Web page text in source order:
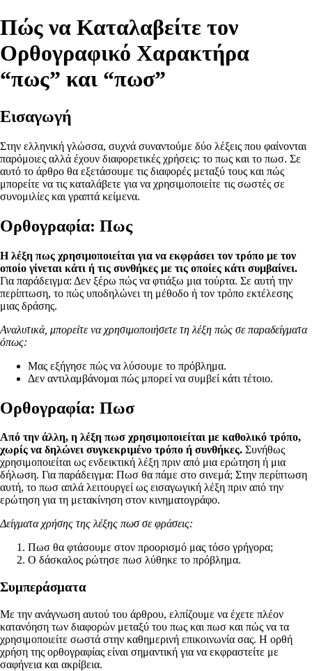
Πώς να Καταλαβείτε τον
Ορθογραφικό Χαρακτήρα
“πως” και “πωσ”
Εισαγωγή
Στην ελληνική γλώσσα, συχνά συναντούμε δύο λέξεις που φαίνονται
παρόμοιες αλλά έχουν διαφορετικές χρήσεις: το πως και το πωσ. Σε
αυτό το άρθρο θα εξετάσουμε τις διαφορές μεταξύ τους και πώς
μπορείτε να τις καταλάβετε για να χρησιμοποιείτε τις σωστές σε
συνομιλίες και γραπτά κείμενα.
Ορθογραφία: Πως
Η λέξη πως χρησιμοποιείται για να εκφράσει τον τρόπο με τον
οποίο γίνεται κάτι ή τις συνθήκες με τις οποίες κάτι συμβαίνει.
Για παράδειγμα: Δεν ξέρω πώς να φτιάξω μια τούρτα. Σε αυτή την
περίπτωση, το πώς υποδηλώνει τη μέθοδο ή τον τρόπο εκτέλεσης
μιας δράσης.
Αναλυτικά, μπορείτε να χρησιμοποιήσετε τη λέξη πώς σε παραδείγματα
όπως:
Μας εξήγησε πώς να λύσουμε το πρόβλημα.
Δεν αντιλαμβάνομαι πώς μπορεί να συμβεί κάτι τέτοιο.
Ορθογραφία: Πωσ
Από την άλλη, η λέξη πωσ χρησιμοποιείται με καθολικό τρόπο,
χωρίς να δηλώνει συγκεκριμένο τρόπο ή συνθήκες. Συνήθως
χρησιμοποιείται ως ενδεικτική λέξη πριν από μια ερώτηση ή μια
δήλωση. Για παράδειγμα: Πωσ θα πάμε στο σινεμά; Στην περίπτωση
αυτή, το πωσ απλά λειτουργεί ως εισαγωγική λέξη πριν από την
ερώτηση για τη μετακίνηση στον κινηματογράφο.
Δείγματα χρήσης της λέξης πωσ σε φράσεις:
Πωσ θα φτάσουμε στον προορισμό μας τόσο γρήγορα;
Ο δάσκαλος ρώτησε πωσ λύθηκε το πρόβλημα.
Συμπεράσματα
Με την ανάγνωση αυτού του άρθρου, ελπίζουμε να έχετε πλέον
κατανόηση των διαφορών μεταξύ του πως και πωσ και πώς να τα
χρησιμοποιείτε σωστά στην καθημερινή επικοινωνία σας. Η ορθή
χρήση της ορθογραφίας είναι σημαντική για να εκφραστείτε με
σαφήνεια και ακρίβεια.